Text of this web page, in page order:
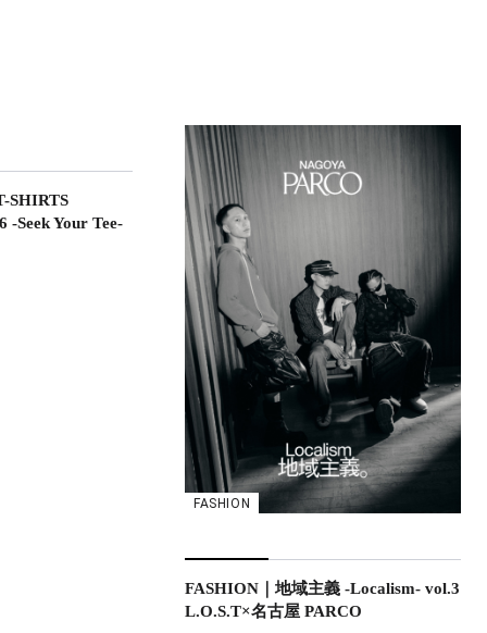
SHIRTS
Seek Your Tee-
FASHION
FASHION｜地域主義 -Localism- vol.3
L.O.S.T×名古屋 PARCO